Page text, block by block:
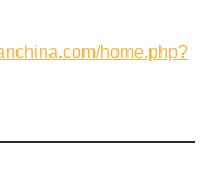
home.php?